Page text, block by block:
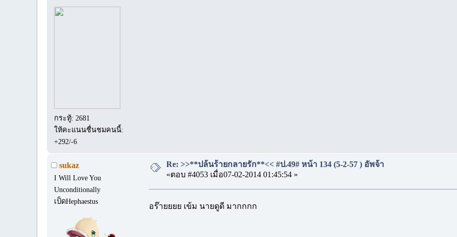
กระทู้: 2681
ให้คะแนนชื่นชมคนนี้:
+292/-6
sukaz
I Will Love You
Unconditionally
เป็ดHephaestus
Re: >>**ปล้นร้ายกลายรัก**<< #ป.49# หน้า 134 (5-2-57 ) อัพจ้า
«ตอบ #4053 เมื่อ07-02-2014 01:45:54 »
อร๊ายยยย เข้ม นายดูดี มากกกก